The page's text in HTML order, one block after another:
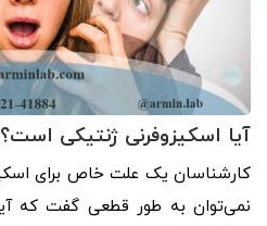
آیا اسکیزوفرنی ژنتیکی است؟
کارشناسان یک علت خاص برای
نمی‌توان به طور قطعی گفت که